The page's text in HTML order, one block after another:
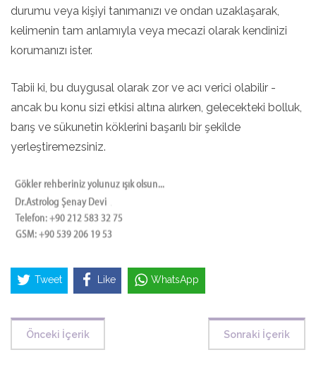
durumu veya kişiyi tanımanızı ve ondan uzaklaşarak,
kelimenin tam anlamıyla veya mecazi olarak kendinizi
korumanızı ister.
Tabii ki, bu duygusal olarak zor ve acı verici olabilir -
ancak bu konu sizi etkisi altına alırken, gelecekteki bolluk,
barış ve sükunetin köklerini başarılı bir şekilde
yerleştiremezsiniz.
Tweet Like WhatsApp
Önceki İçerik Sonraki İçerik